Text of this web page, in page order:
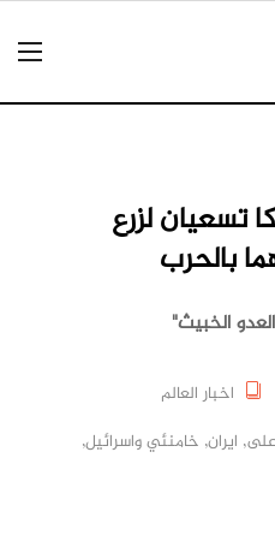
تسعيان لزرع
بالحرب
الخبيث"
اخبار العالم
, ايران, خامنئي واسرائيل,